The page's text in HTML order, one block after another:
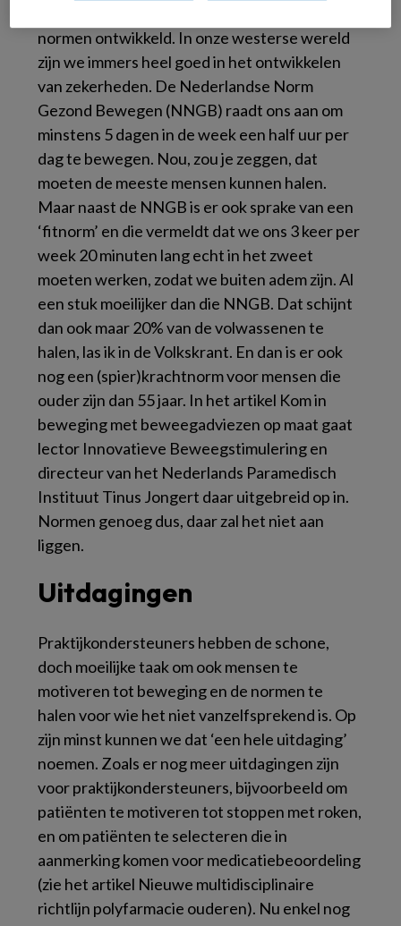
normen ontwikkeld. In onze westerse wereld
zijn we immers heel goed in het ontwikkelen
van zekerheden. De Nederlandse Norm
Gezond Bewegen (NNGB) raadt ons aan om
minstens 5 dagen in de week een half uur per
dag te bewegen. Nou, zou je zeggen, dat
moeten de meeste mensen kunnen halen.
Maar naast de NNGB is er ook sprake van een
‘fitnorm’ en die vermeldt dat we ons 3 keer per
week 20 minuten lang echt in het zweet
moeten werken, zodat we buiten adem zijn. Al
een stuk moeilijker dan die NNGB. Dat schijnt
dan ook maar 20% van de volwassenen te
halen, las ik in de Volkskrant. En dan is er ook
nog een (spier)krachtnorm voor mensen die
ouder zijn dan 55 jaar. In het artikel Kom in
beweging met beweegadviezen op maat gaat
lector Innovatieve Beweegstimulering en
directeur van het Nederlands Paramedisch
Instituut Tinus Jongert daar uitgebreid op in.
Normen genoeg dus, daar zal het niet aan
liggen.
Uitdagingen
Praktijkondersteuners hebben de schone,
doch moeilijke taak om ook mensen te
motiveren tot beweging en de normen te
halen voor wie het niet vanzelfsprekend is. Op
zijn minst kunnen we dat ‘een hele uitdaging’
noemen. Zoals er nog meer uitdagingen zijn
voor praktijkondersteuners, bijvoorbeeld om
patiënten te motiveren tot stoppen met roken,
en om patiënten te selecteren die in
aanmerking komen voor medicatiebeoordeling
(zie het artikel Nieuwe multidisciplinaire
richtlijn polyfarmacie ouderen). Nu enkel nog